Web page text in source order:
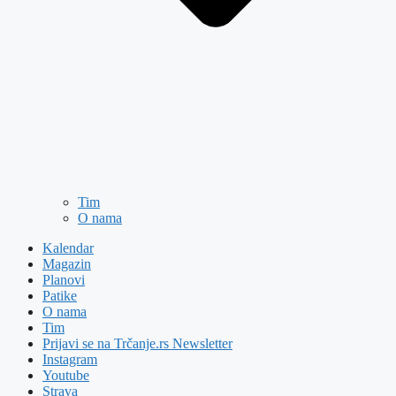
Tim
O nama
Kalendar
Magazin
Planovi
Patike
O nama
Tim
Prijavi se na Trčanje.rs Newsletter
Instagram
Youtube
Strava